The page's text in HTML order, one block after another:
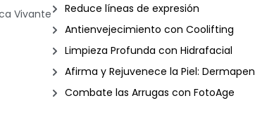
Reduce líneas de expresión
Antienvejecimiento con Coolifting
Limpieza Profunda con Hidrafacial
Afirma y Rejuvenece la Piel: Dermapen
Combate las Arrugas con FotoAge